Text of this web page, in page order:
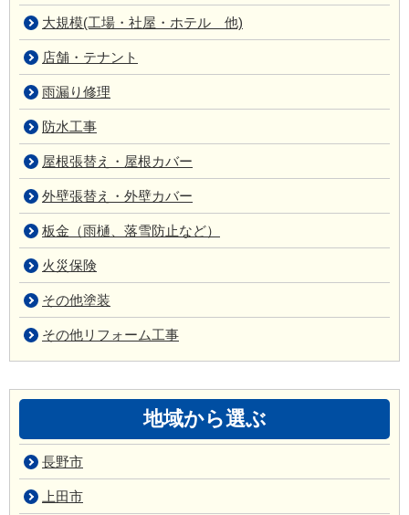
大規模(工場・社屋・ホテル 他)
店舗・テナント
雨漏り修理
防水工事
屋根張替え・屋根カバー
外壁張替え・外壁カバー
板金（雨樋、落雪防止など）
火災保険
その他塗装
その他リフォーム工事
地域から選ぶ
長野市
上田市